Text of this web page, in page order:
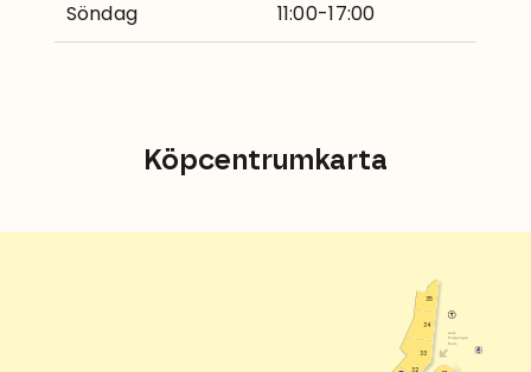
Söndag 11:00-17:00
Köpcentrumkarta
33
34
35
entré
Postgången
Norra